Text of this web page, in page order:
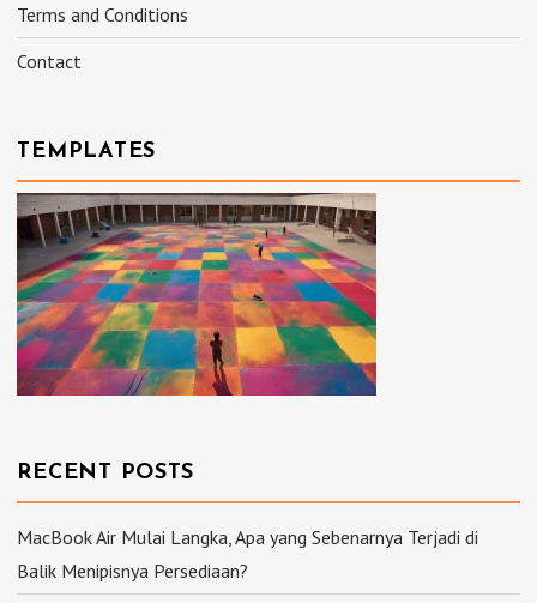
Terms and Conditions
Contact
TEMPLATES
RECENT POSTS
MacBook Air Mulai Langka, Apa yang Sebenarnya Terjadi di
Balik Menipisnya Persediaan?